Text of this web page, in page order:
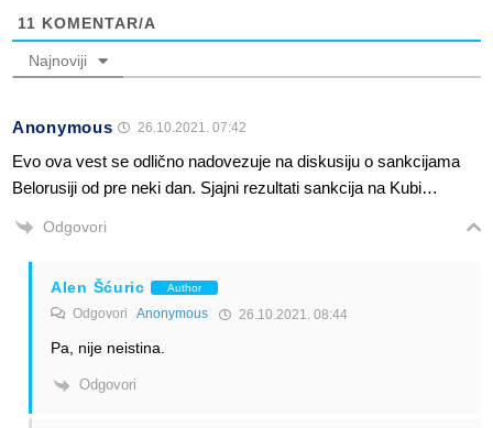
11 KOMENTAR/A
Najnoviji
Anonymous 26.10.2021. 07:42
Evo ova vest se odlično nadovezuje na diskusiju o sankcijama
Belorusiji od pre neki dan. Sjajni rezultati sankcija na Kubi…
Odgovori
Alen Šćuric Author
Odgovori Anonymous 26.10.2021. 08:44
Pa, nije neistina.
Odgovori